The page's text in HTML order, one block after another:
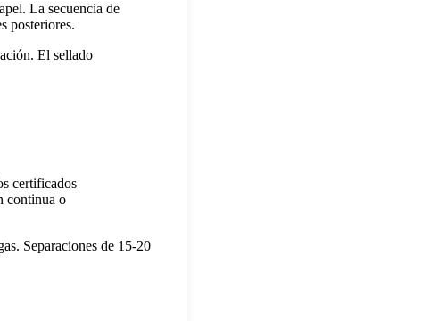
La secuencia de
posteriores.
El sellado
certificados
continua o
Separaciones de 15-20